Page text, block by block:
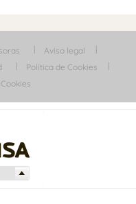
Aviso legal
Política de Cookies